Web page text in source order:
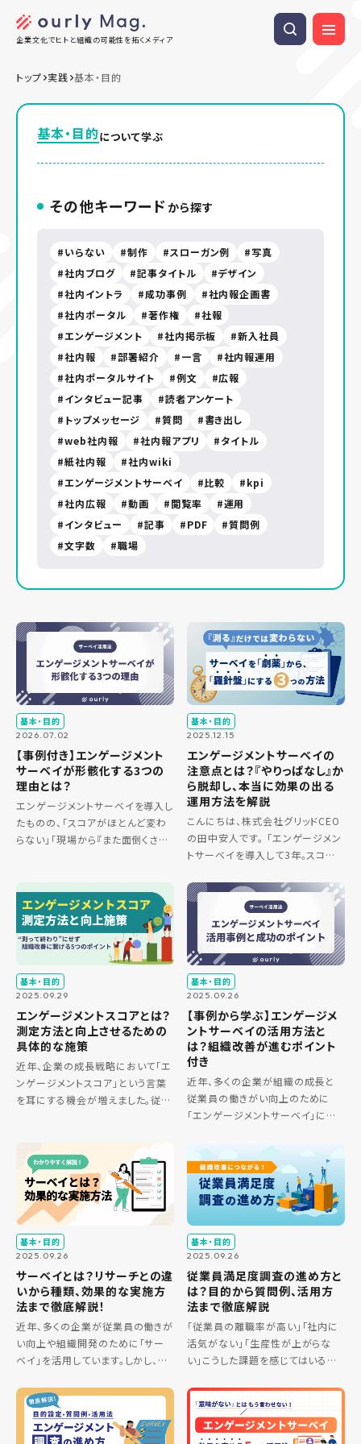
企業文化でヒトと組織の可能性を拓くメディア
トップ 実践 基本・目的
基本・目的について学ぶ
その他キーワード から探す
いらない 制作 スローガン例
写真
社内ブログ
記事タイトル
デザイン
社内イントラ
成功事例
社内報企画書
社内ポータル
著作権
社報
エンゲージメント
社内掲示板
新入社員
社内報
部署紹介 一言
社内報運用
社内ポータルサイト
例文
広報
インタビュー記事
読者アンケート
トップメッセージ
質問
書き出し
web社内報
社内報アプリ
タイトル
紙社内報
社内wiki
エンゲージメントサーベイ
比較
kpi
社内広報
動画 閲覧率
運用
インタビュー
記事 PDF
質問例
文字数
職場
基本・目的
2026.07.02
【事例付き】エンゲージメント
サーベイが形骸化する3つの
理由とは？
エンゲージメントサーベイを導入し
たものの、「スコアがほとんど変わ
らない」「現場から『また面倒くさい
耳にします。 サーベイそのものに
問題があるのではなく、運用 […]
基本・目的
2025.12.15
エンゲージメントサーベイの
注意点とは？『やりっぱなし』か
ら脱却し、本当に効果の出る
運用方法を解説
こんにちは、株式会社グリッドCEO
の田中安人です。 「エンゲージメン
トサーベイを導入して3年。スコア
場の一体感はむしろ薄れている気
がする…」 「年間数百万円をかけて
サーベイを実施しているの […]
基本・目的
2025.09.29
エンゲージメントスコアとは？
測定方法と向上させるための
具体的な施策
近年、企業の成長戦略において「エ
ンゲージメントスコア」という言葉
を耳にする機会が増えました。従業
のとなりつつあります。しかし、その
正確な意味や測定方法、具体的
[…]
基本・目的
2025.09.26
【事例から学ぶ】エンゲージメ
ントサーベイの活用方法と
は？組織改善が進むポイント
付き
近年、多くの企業が組織の成長と
従業員の働きがい向上のために
「エンゲージメントサーベイ」に注
施したものの、「結果をどう活用す
れば良いかわからない」「具体的な
改善に繋がらない」といった悩みを
[…]
基本・目的
2025.09.26
サーベイとは？リサーチとの違
いから種類、効果的な実施方
法まで徹底解説！
近年、多くの企業が従業員の働きが
い向上や組織開発のために「サー
ベイ」を活用しています。しかし、
ど、リサーチやアンケートと何が違
うの？」「どんな種類があって、どう
進めればいいのか分からない」と
基本・目的
2025.09.26
従業員満足度調査の進め方と
は？目的から質問例、活用方
法まで徹底解説
「従業員の離職率が高い」「社内に
活気がない」「生産性が上がらな
い」こうした課題を感じてはいるも
分からず悩んでいる経営者や人事
担当者の方は多いのではないで
しょうか。その解決の第一歩となる